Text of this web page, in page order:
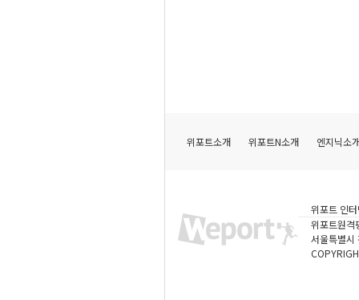
위포트소개 위포트N소개 엔지닉소
위포트 인
위포트원격
서울특별시